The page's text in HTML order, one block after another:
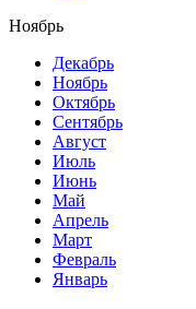
Ноябрь
Декабрь
Ноябрь
Октябрь
Сентябрь
Август
Июль
Июнь
Май
Апрель
Март
Февраль
Январь